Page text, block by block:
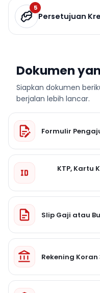
5
Persetujuan
Dokumen
Siapkan dokumen
berjalan lebih lancar.
Formulir
KTP, Kartu
Slip Gaji atau
Rekening